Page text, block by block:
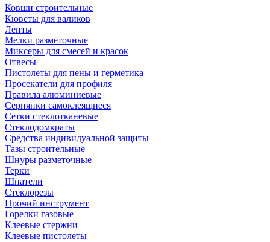
Ковши строительные
Кюветы для валиков
Ленты
Мелки разметочные
Миксеры для смесей и красок
Отвесы
Пистолеты для пены и герметика
Просекатели для профиля
Правила алюминиевые
Серпянки самоклеящиеся
Сетки стеклотканевые
Стеклодомкраты
Средства индивидуальной защиты
Тазы строительные
Шнуры разметочные
Терки
Шпатели
Стеклорезы
Прочий инструмент
Горелки газовые
Клеевые стержни
Клеевые пистолеты